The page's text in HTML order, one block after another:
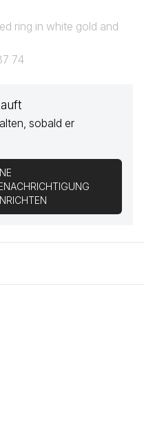
ring in white gold and
74
sobald er